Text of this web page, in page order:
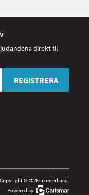
direkt till
REGISTRERA
Copyright © 2026 scooterhuset
Powered by